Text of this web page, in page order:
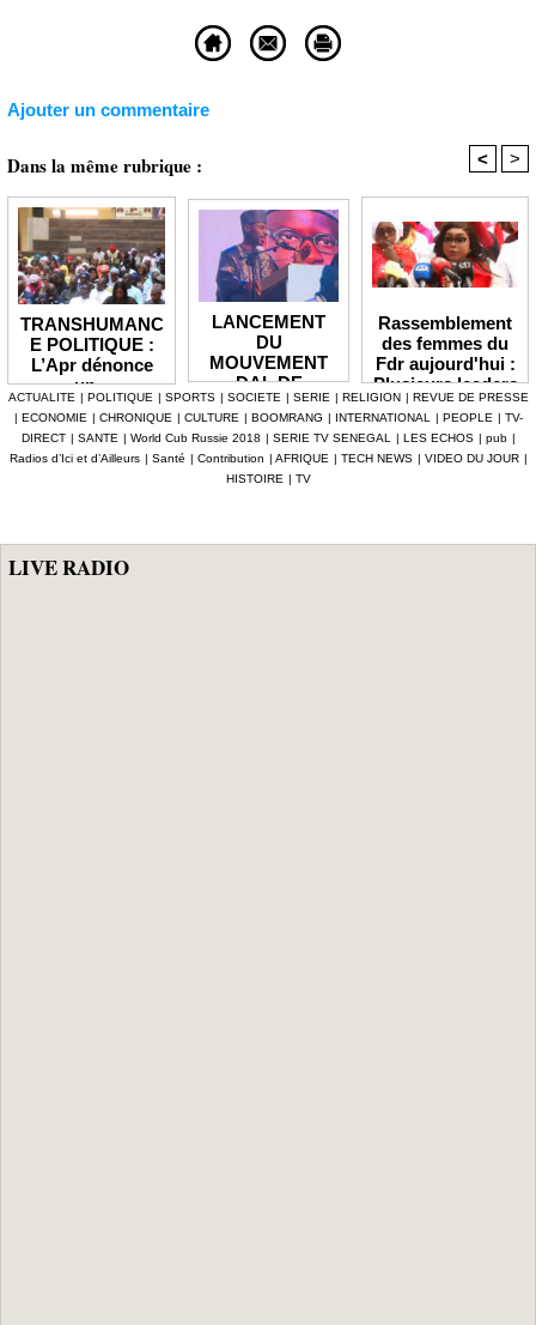
Ajouter un commentaire
Dans la même rubrique : < >
TRANSHUMANC
E POLITIQUE :
L’Apr dénonce
un «
détournement de
la volonté
populaire » et
réclame une
LANCEMENT
DU
MOUVEMENT
DAL DE
BABACAR
MBENGUE :
Aldiouma Sow
«drague» le
maire de Hann
Rassemblement
des femmes du
Fdr aujourd'hui :
Plusieurs leaders
de l'opposition
annoncés
ACTUALITE | POLITIQUE | SPORTS | SOCIETE | SERIE | RELIGION | REVUE DE PRESSE
| ECONOMIE | CHRONIQUE | CULTURE | BOOMRANG | INTERNATIONAL | PEOPLE | TV-
DIRECT | SANTE | World Cub Russie 2018 | SERIE TV SENEGAL | LES ECHOS | pub |
Radios d’Ici et d’Ailleurs | Santé | Contribution | AFRIQUE | TECH NEWS | VIDEO DU JOUR |
HISTOIRE | TV
LIVE RADIO